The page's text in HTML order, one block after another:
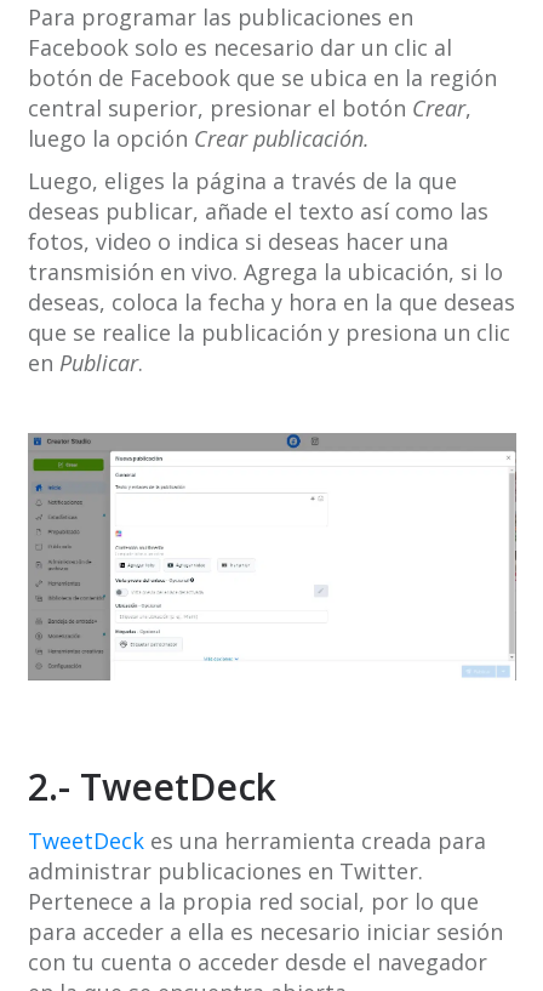
Para programar las publicaciones en
Facebook solo es necesario dar un clic al
botón de Facebook que se ubica en la región
central superior, presionar el botón Crear,
luego la opción Crear publicación.
Luego, eliges la página a través de la que
deseas publicar, añade el texto así como las
fotos, video o indica si deseas hacer una
transmisión en vivo. Agrega la ubicación, si lo
deseas, coloca la fecha y hora en la que deseas
que se realice la publicación y presiona un clic
en Publicar.
2.- TweetDeck
TweetDeckes una herramienta creada para
administrar publicaciones en Twitter.
Pertenece a la propia red social, por lo que
para acceder a ella es necesario iniciar sesión
con tu cuenta o acceder desde el navegador